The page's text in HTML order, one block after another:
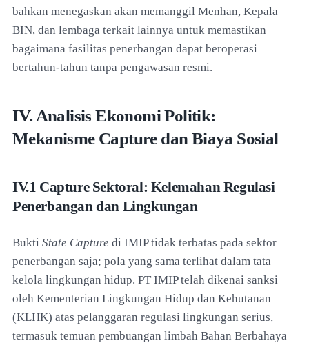
bahkan menegaskan akan memanggil Menhan, Kepala
BIN, dan lembaga terkait lainnya untuk memastikan
bagaimana fasilitas penerbangan dapat beroperasi
bertahun-tahun tanpa pengawasan resmi.
IV. Analisis Ekonomi Politik:
Mekanisme Capture dan Biaya Sosial
IV.1 Capture Sektoral: Kelemahan Regulasi
Penerbangan dan Lingkungan
Bukti State Capture di IMIP tidak terbatas pada sektor
penerbangan saja; pola yang sama terlihat dalam tata
kelola lingkungan hidup. PT IMIP telah dikenai sanksi
oleh Kementerian Lingkungan Hidup dan Kehutanan
(KLHK) atas pelanggaran regulasi lingkungan serius,
termasuk temuan pembuangan limbah Bahan Berbahaya